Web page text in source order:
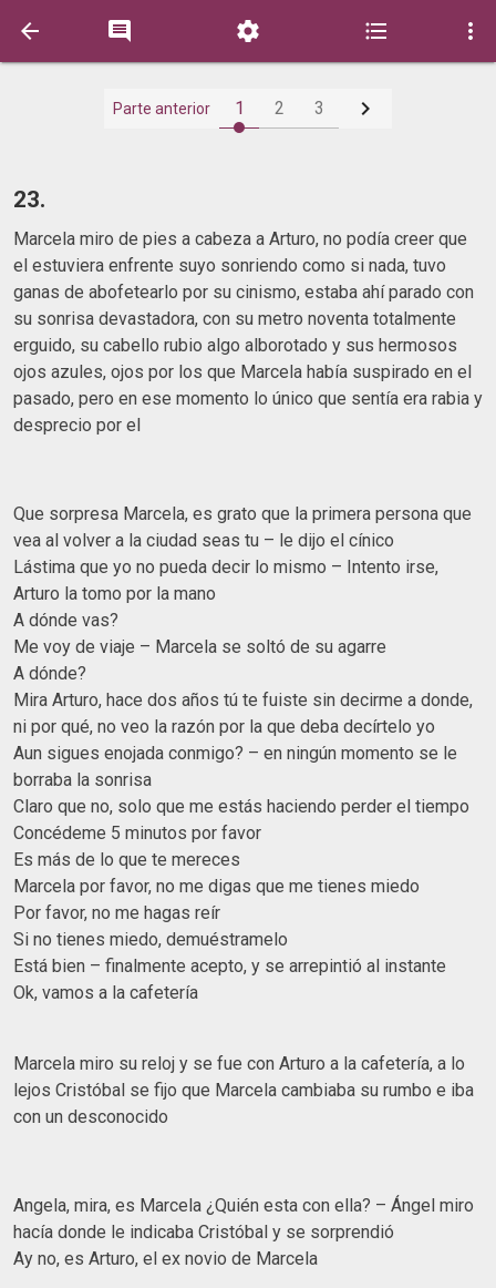
    
Parte anterior 1 2 3 
23.
Marcela miro de pies a cabeza a Arturo, no podía creer que
el estuviera enfrente suyo sonriendo como si nada, tuvo
ganas de abofetearlo por su cinismo, estaba ahí parado con
su sonrisa devastadora, con su metro noventa totalmente
erguido, su cabello rubio algo alborotado y sus hermosos
ojos azules, ojos por los que Marcela había suspirado en el
pasado, pero en ese momento lo único que sentía era rabia y
desprecio por el
Que sorpresa Marcela, es grato que la primera persona que
vea al volver a la ciudad seas tu – le dijo el cínico
Lástima que yo no pueda decir lo mismo – Intento irse,
Arturo la tomo por la mano
A dónde vas?
Me voy de viaje – Marcela se soltó de su agarre
A dónde?
Mira Arturo, hace dos años tú te fuiste sin decirme a donde,
ni por qué, no veo la razón por la que deba decírtelo yo
Aun sigues enojada conmigo? – en ningún momento se le
borraba la sonrisa
Claro que no, solo que me estás haciendo perder el tiempo
Concédeme 5 minutos por favor
Es más de lo que te mereces
Marcela por favor, no me digas que me tienes miedo
Por favor, no me hagas reír
Si no tienes miedo, demuéstramelo
Está bien – finalmente acepto, y se arrepintió al instante
Ok, vamos a la cafetería
Marcela miro su reloj y se fue con Arturo a la cafetería, a lo
lejos Cristóbal se fijo que Marcela cambiaba su rumbo e iba
con un desconocido
Angela, mira, es Marcela ¿Quién esta con ella? – Ángel miro
hacía donde le indicaba Cristóbal y se sorprendió
Ay no, es Arturo, el ex novio de Marcela